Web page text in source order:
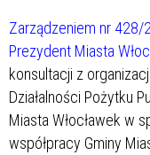
Zarządzeniem nr 428/
Prezydent Miasta
konsultacji z
Działalności Pożytku
Miasta Włocławek w
współpracy Gminy